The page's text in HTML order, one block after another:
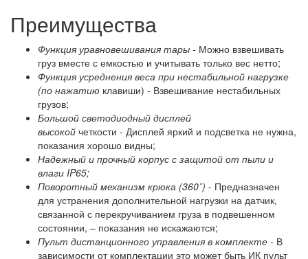
Преимущества
Функция уравновешивания тары - Можно взвешивать
груз вместе с емкостью и учитывать только вес нетто;
Функция усреднения веса при нестабильной нагрузке
(по нажатию клавиши) - Взвешивание нестабильных
грузов;
Большой светодиодный дисплей
высокой четкости - Дисплей яркий и подсветка не нужна,
показания хорошо видны;
Надежный и прочный корпус с защитой от пыли и
влаги IP65;
Поворотный механизм крюка (360˚) - Предназначен
для устранения дополнительной нагрузки на датчик,
связанной с перекручиванием груза в подвешенном
состоянии, – показания не искажаются;
Пульт дистанционного управления в комплекте - В
зависимости от комплектации это может быть ИК пульт